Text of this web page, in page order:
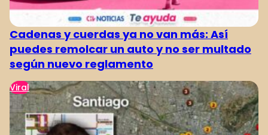
Cadenas y cuerdas ya no van más: Así
puedes remolcar un auto y no ser multado
según nuevo reglamento
Viral